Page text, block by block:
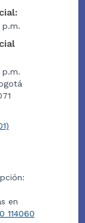
p.m.
p.m.
en
114060